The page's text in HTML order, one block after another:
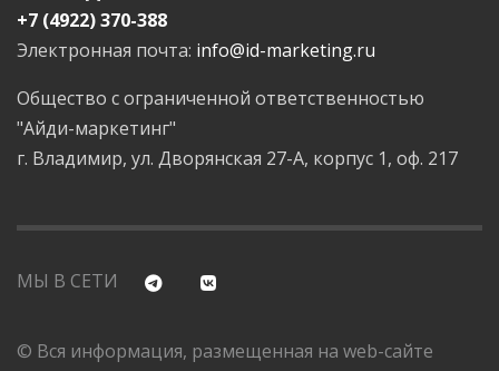
+7 (4922) 370-388
Электронная почта: info@id-marketing.ru
Общество с ограниченной ответственностью
"Айди-маркетинг"
г. Владимир, ул. Дворянская 27-А, корпус 1, оф. 217
МЫ В СЕТИ
© Вся информация, размещенная на web-сайте